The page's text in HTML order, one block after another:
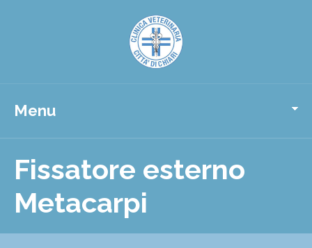
Menu
Fissatore esterno
Metacarpi